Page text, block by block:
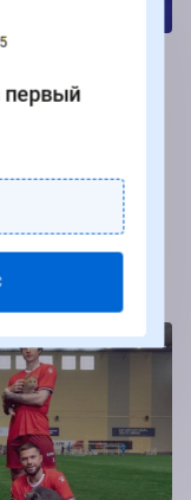
на РПЛ от БК
за пари на игры
5